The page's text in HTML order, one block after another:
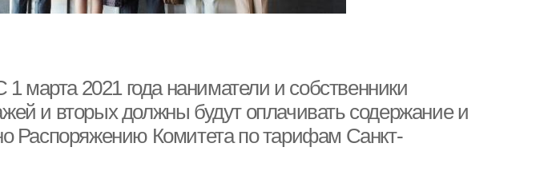
марта 2021 года наниматели и собственники
и вторых должны будут оплачивать содержание и
Распоряжению Комитета по тарифам Санкт-